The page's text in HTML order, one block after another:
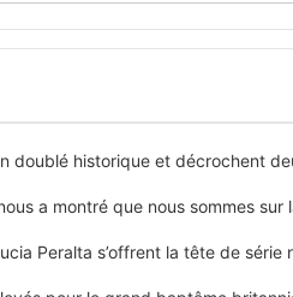
doublé historique et décrochent
a montré que nous sommes sur
Peralta s’offrent la tête de série